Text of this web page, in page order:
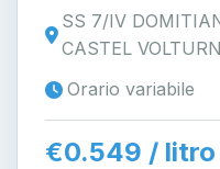
SS 7/IV
CASTEL
Orario variabile
€0.549 / litro